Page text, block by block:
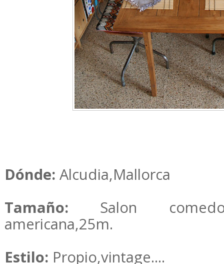
Dónde: Alcudia,Mallorca
Tamaño: Salon
americana,25m.
Estilo: Propio,vintage....